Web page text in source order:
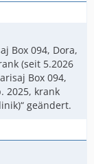
Box 094, Dora,
(seit 5.2026
Box 094,
2025, krank
geändert.